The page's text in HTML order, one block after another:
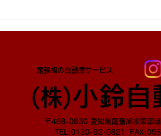
尾張旭の自動車サービス
​(株)小鈴自
〒488-0830 愛知県尾張旭市東印
TEL:0120-92-0821